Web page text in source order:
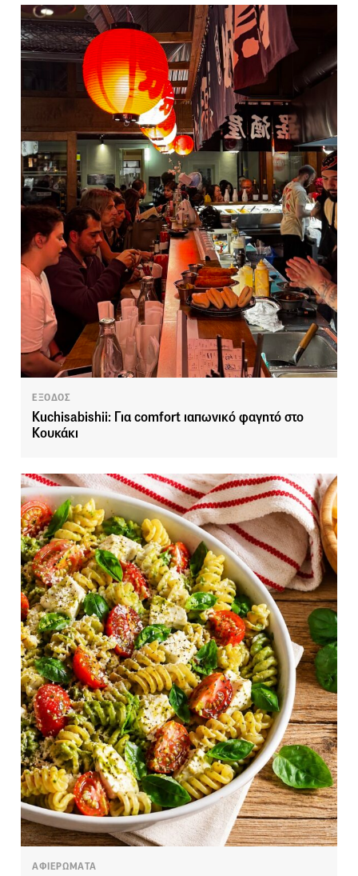
ΕΞΟΔΟΣ
Kuchisabishii: Για comfort ιαπωνικό φαγητό στο
Κουκάκι
ΑΦΙΕΡΩΜΑΤΑ